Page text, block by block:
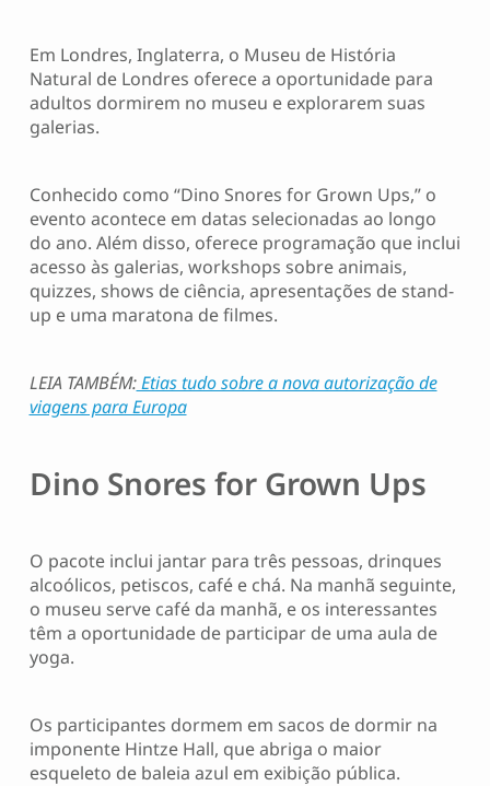
Em Londres, Inglaterra, o Museu de História
Natural de Londres oferece a oportunidade para
adultos dormirem no museu e explorarem suas
galerias.
Conhecido como “Dino Snores for Grown Ups,” o
evento acontece em datas selecionadas ao longo
do ano. Além disso, oferece programação que inclui
acesso às galerias, workshops sobre animais,
quizzes, shows de ciência, apresentações de stand-
up e uma maratona de filmes.
LEIA TAMBÉM:Etias tudo sobre a nova autorização de
viagens para Europa
Dino Snores for Grown Ups
O pacote inclui jantar para três pessoas, drinques
alcoólicos, petiscos, café e chá. Na manhã seguinte,
o museu serve café da manhã, e os interessantes
têm a oportunidade de participar de uma aula de
yoga.
Os participantes dormem em sacos de dormir na
imponente Hintze Hall, que abriga o maior
esqueleto de baleia azul em exibição pública.